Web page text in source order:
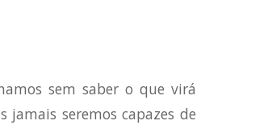
sem saber o que virá
seremos capazes de